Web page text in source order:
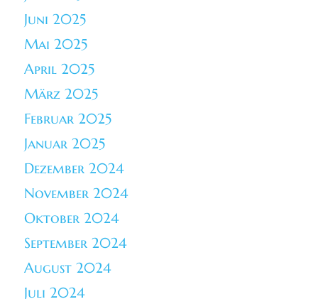
Juni 2025
Mai 2025
April 2025
März 2025
Februar 2025
Januar 2025
Dezember 2024
November 2024
Oktober 2024
September 2024
August 2024
Juli 2024